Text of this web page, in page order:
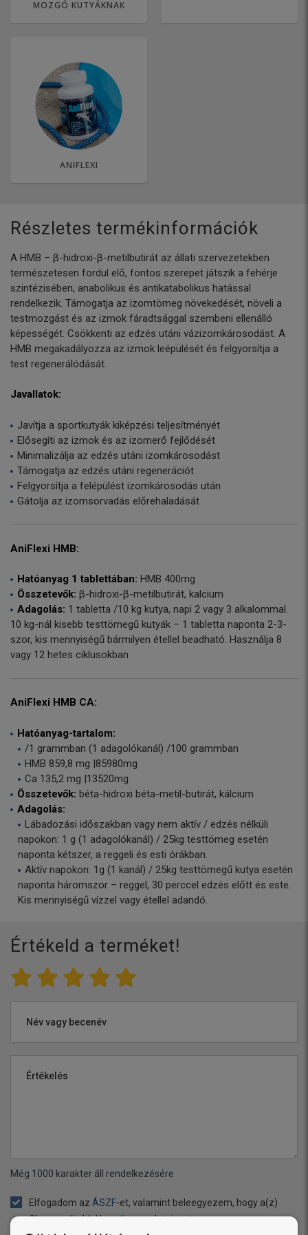
MOZGÓ KUTYÁKNAK
ANIFLEXI
Részletes termékinformációk
A HMB – β-hidroxi-β-metilbutirát az állati szervezetekben
természetesen fordul elő, fontos szerepet játszik a fehérje
szintézisében, anabolikus és antikatabolikus hatással
rendelkezik. Támogatja az izomtömeg növekedését, növeli a
testmozgást és az izmok fáradtsággal szembeni ellenálló
képességét. Csökkenti az edzés utáni vázizomkárosodást. A
HMB megakadályozza az izmok leépülését és felgyorsítja a
test regenerálódását.
Javallatok:
Javítja a sportkutyák kiképzési teljesítményét
Elősegíti az izmok és az izomerő fejlődését
Minimalizálja az edzés utáni izomkárosodást
Támogatja az edzés utáni regenerációt
Felgyorsítja a felépülést izomkárosodás után
Gátolja az izomsorvadás előrehaladását
AniFlexi HMB:
Hatóanyag 1 tablettában: HMB 400mg
Összetevők: β-hidroxi-β-metilbutirát, kalcium
Adagolás: 1 tabletta /10 kg kutya, napi 2 vagy 3 alkalommal.
10 kg-nál kisebb testtömegű kutyák – 1 tabletta naponta 2-3-
szor, kis mennyiségű bármilyen étellel beadható. Használja 8
vagy 12 hetes ciklusokban
AniFlexi HMB CA:
Hatóanyag-tartalom:
/1 grammban (1 adagolókanál) /100 grammban
HMB 859,8 mg |85980mg
Ca 135,2 mg |13520mg
Összetevők: béta-hidroxi béta-metil-butirát, kálcium
Adagolás:
Lábadozási időszakban vagy nem aktív / edzés nélküli
napokon: 1 g (1 adagolókanál) / 25kg testtömeg esetén
naponta kétszer, a reggeli és esti órákban.
Aktív napokon: 1g (1 kanál) / 25kg testtömegű kutya esetén
naponta háromszor – reggel, 30 perccel edzés előtt és este.
Kis mennyiségű vízzel vagy étellel adandó.
Értékeld a terméket!
Név vagy becenév
Értékelés
Még 1000 karakter áll rendelkezésére
Elfogadom az ÁSZF-et, valamint beleegyezem, hogy a(z)
Okosgazdi oldal kezelje az adataimat.